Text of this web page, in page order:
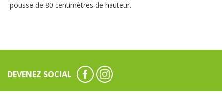
pousse de 80 centimètres de hauteur.
DEVENEZ SOCIAL